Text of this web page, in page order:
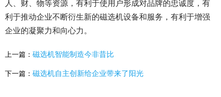
人、财、物等资源，有利于使用户形成对品牌的忠诚度，有
利于推动企业不断衍生新的磁选机设备和服务，有利于增强
企业的凝聚力和向心力。
上一篇： 磁选机智能制造今非昔比
下一篇： 磁选机自主创新给企业带来了阳光